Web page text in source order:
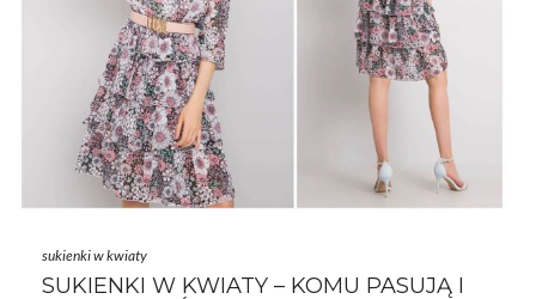
sukienki w kwiaty
SUKIENKI W KWIATY – KOMU PASUJĄ I